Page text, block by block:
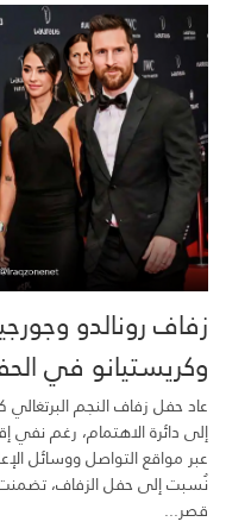
زفاف رونالدو
وكريستيانو في
عاد حفل زفاف النجم البرتغالي
إلى دائرة الاهتمام، رغم نفي
عبر مواقع التواصل ووسائل
نُسبت إلى حفل الزفاف،
قصر...